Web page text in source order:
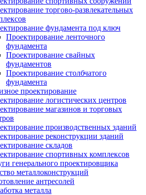
торгово-развлекательных
фундамента под ключ
Проектирование ленточного
фундамента
Проектирование свайных
фундаментов
Проектирование столбчатого
фундамента
проектирование
логистических центров
магазинов и торговых
производственных зданий
реконструкции зданий
складов
спортивных комплексов
генерального проектировщика
металлоконструкций
антресолей
металла